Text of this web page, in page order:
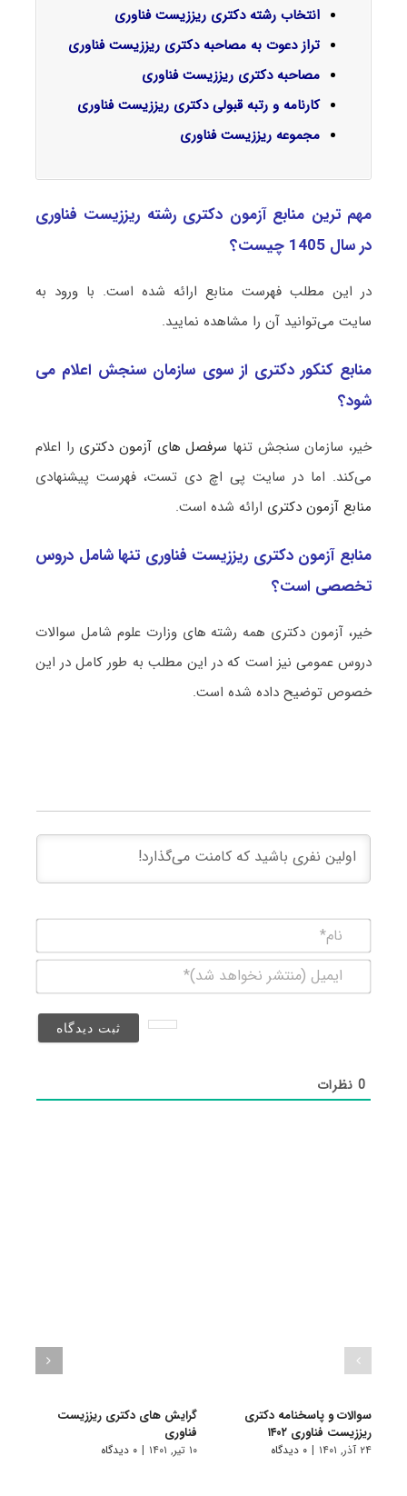
انتخاب رشته دکتری ریززیست فناوری
تراز دعوت به مصاحبه دکتری ریززیست فناوری
مصاحبه دکتری ریززیست فناوری
کارنامه و رتبه قبولی دکتری ریززیست فناوری
مجموعه ریززیست فناوری
مهم ترین منابع آزمون دکتری رشته ریززیست فناوری
در سال 1405 چیست؟
در این مطلب فهرست منابع ارائه شده است. با ورود به
سایت می‌توانید آن را مشاهده نمایید.
منابع کنکور دکتری از سوی سازمان سنجش اعلام می
شود؟
خیر، سازمان سنجش تنها سرفصل های آزمون دکتری را اعلام
می‌کند. اما در سایت پی اچ دی تست، فهرست پیشنهادی
منابع آزمون دکتری ارائه شده است.
منابع آزمون دکتری ریززیست فناوری تنها شامل دروس
تخصصی است؟
خیر، آزمون دکتری همه رشته های وزارت علوم شامل سوالات
دروس عمومی نیز است که در این مطلب به طور کامل در این
خصوص توضیح داده شده است.
(منتشر
0نظرات
سوالات و پاسخنامه دکتری
ریززیست فناوری ۱۴۰۲
۲۴ آذر, ۱۴۰۱ | ۰ دیدگاه
گرایش های دکتری ریززیست
ﻓﻨﺎوری
۱۰ تیر, ۱۴۰۱ | ۰ دیدگاه